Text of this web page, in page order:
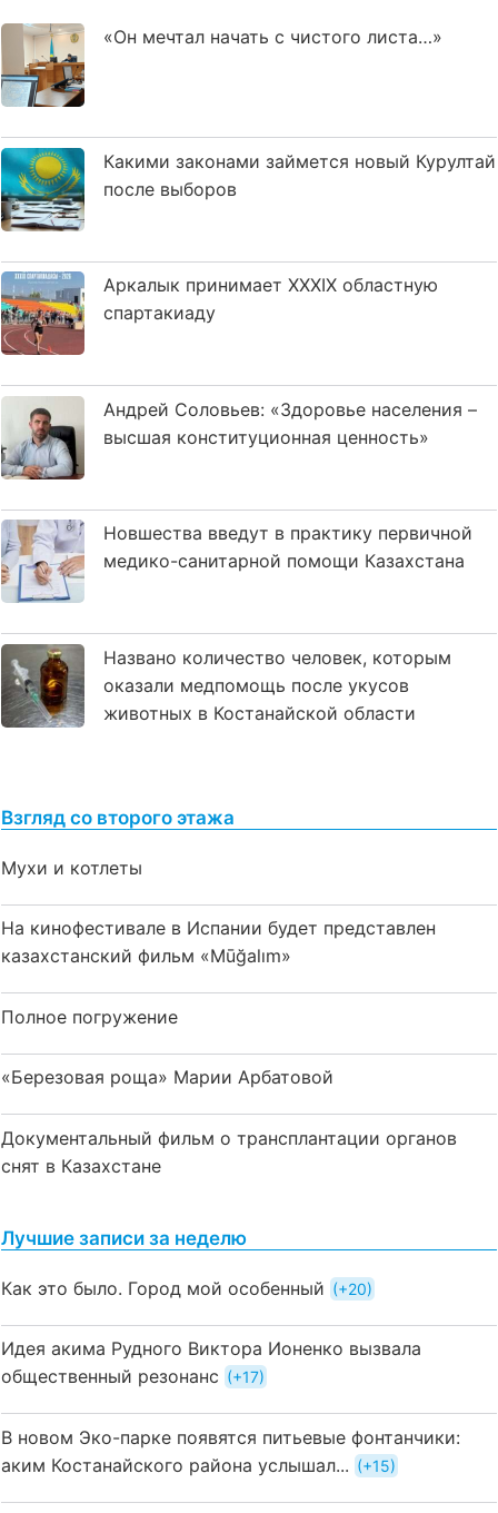
«Он мечтал начать с чистого листа…»
Какими законами займется новый Курултай
после выборов
Аркалык принимает XXXIX областную
спартакиаду
Андрей Соловьев: «Здоровье населения –
высшая конституционная ценность»
Новшества введут в практику первичной
медико-санитарной помощи Казахстана
Названо количество человек, которым
оказали медпомощь после укусов
животных в Костанайской области
Взгляд со второго этажа
Мухи и котлеты
На кинофестивале в Испании будет представлен
казахстанский фильм «Mūğalım»
Полное погружение
«Березовая роща» Марии Арбатовой
Документальный фильм о трансплантации органов
снят в Казахстане
Лучшие записи за неделю
Как это было. Город мой особенный +20
Идея акима Рудного Виктора Ионенко вызвала
общественный резонанс
+17
В новом Эко-парке появятся питьевые фонтанчики:
аким Костанайского района услышал...
+15